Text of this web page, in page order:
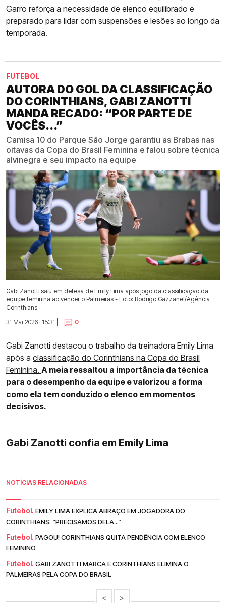
Garro reforça a necessidade de elenco equilibrado e
preparado para lidar com suspensões e lesões ao longo da
temporada.
FUTEBOL
AUTORA DO GOL DA CLASSIFICAÇÃO
DO CORINTHIANS, GABI ZANOTTI
MANDA RECADO: “POR PARTE DE
VOCÊS...”
Camisa 10 do Parque São Jorge garantiu as Brabas nas
oitavas da Copa do Brasil Feminina e falou sobre técnica
alvinegra e seu impacto na equipe
Gabi Zanotti saiu em defesa de Emily Lima após jogo da classificação da
equipe feminina ao vencer o Palmeiras - Foto: Rodrigo Gazzanel/Agência
Corinthians
31 Mai 2026 | 15:31 |
0
Gabi Zanotti destacou o trabalho da treinadora Emily Lima
após a classificação do Corinthians na Copa do Brasil
Feminina. A meia ressaltou a importância da técnica
para o desempenho da equipe e valorizou a forma
como ela tem conduzido o elenco em momentos
decisivos.
Gabi Zanotti confia em Emily Lima
NOTÍCIAS RELACIONADAS
Futebol. EMILY LIMA EXPLICA ABRAÇO EM JOGADORA DO
CORINTHIANS: “PRECISAMOS DELA...”
Futebol. PAGOU! CORINTHIANS QUITA PENDÊNCIA COM ELENCO
FEMININO
Futebol. GABI ZANOTTI MARCA E CORINTHIANS ELIMINA O
PALMEIRAS PELA COPA DO BRASIL
< >